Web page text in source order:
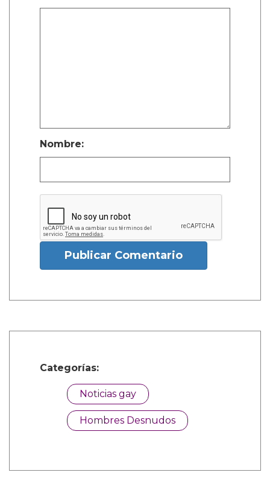
Nombre:
Publicar Comentario
Categorías:
Noticias gay
Hombres Desnudos